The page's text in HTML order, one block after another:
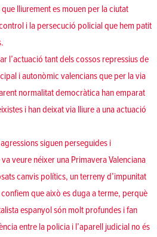
lliurement es mouen per la ciutat
i la persecució policial que hem patit
l’actuació tant dels cossos repressius de
i autonòmic valencians que per la via
normalitat democràtica han emparat
i han deixat via lliure a una actuació
siguen perseguides i
veure néixer una Primavera Valenciana
canvis polítics, un terreny d’impunitat
que això es duga a terme, perquè
espanyol són molt profundes i fan
entre la policia i l’aparell judicial no és